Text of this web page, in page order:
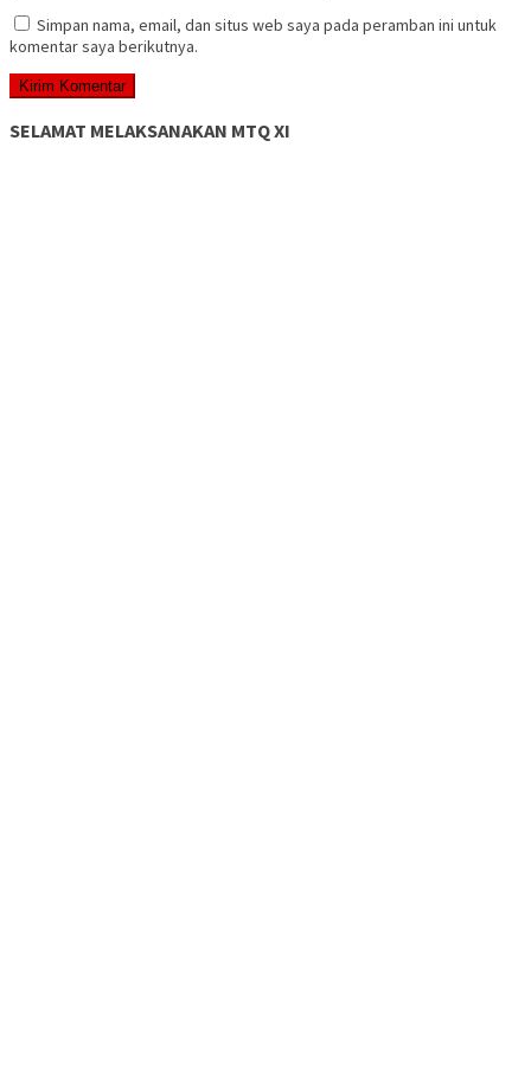
Simpan nama, email, dan situs web saya pada peramban ini untuk
komentar saya berikutnya.
SELAMAT MELAKSANAKAN MTQ XI